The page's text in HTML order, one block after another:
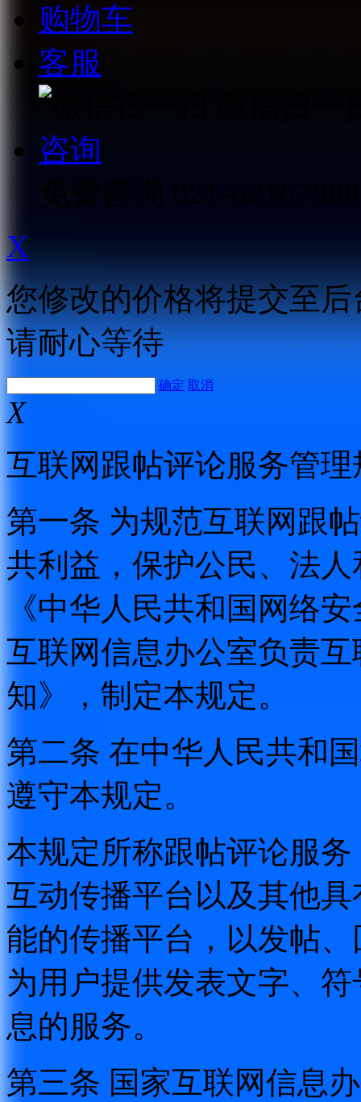
购物车
客服
咨询
X
您修改的价格将提交至
请耐心等待
确定 取消
X
互联网跟帖评论服务管理
第一条 为规范互联网跟
共利益，保护公民、法
《中华人民共和国网络
互联网信息办公室负责
知》，制定本规定。
第二条 在中华人民共和
遵守本规定。
本规定所称跟帖评论服
互动传播平台以及其他
能的传播平台，以发帖
为用户提供发表文字、
息的服务。
第三条 国家互联网信息